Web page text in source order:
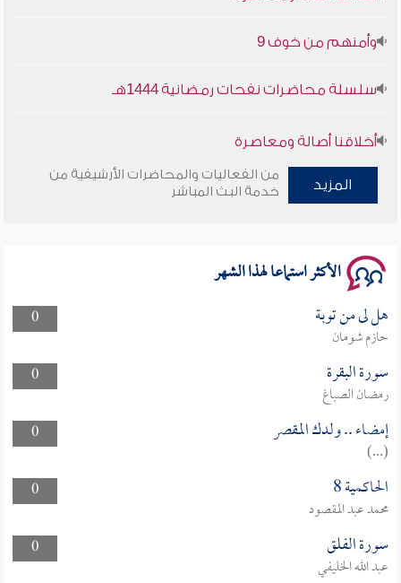
وأمنهم من خوف 9
سلسلة محاضرات نفحات رمضانية 1444هـ
أخلاقنا أصالة ومعاصرة
وأمنهم من خوف 9
المزيد
من الفعاليات والمحاضرات الأرشيفية من
خدمة البث المباشر
الأكثر استماعا لهذا الشهر
0 هل لى من توبة
حازم شومان
0
سورة البقرة
رمضان الصباغ
0
إمضاء .. ولدك المقصر
(...)
0
الحاكمية 8
محمد عبد المقصود
0
سورة الفلق
عبد الله الخليفي